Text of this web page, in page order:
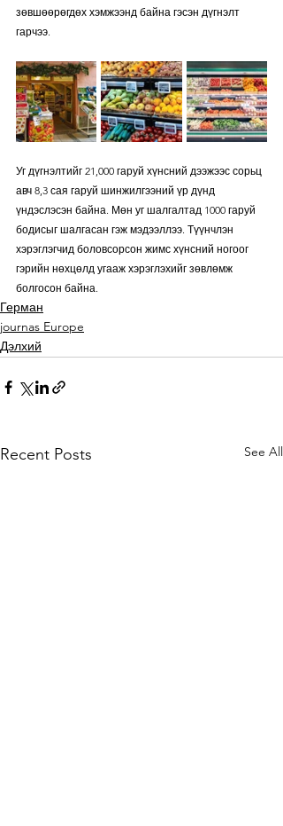
зөвшөөрөгдөх хэмжээнд байна гэсэн дүгнэлт
гарчээ.
Уг дүгнэлтийг 21,000 гаруй хүнсний дээжээс сорьц
авч 8,3 сая гаруй шинжилгээний үр дүнд
үндэслэсэн байна. Мөн уг шалгалтад 1000 гаруй
бодисыг шалгасан гэж мэдээллээ. Түүнчлэн
хэрэглэгчид боловсорсон жимс хүнсний ногоог
гэрийн нөхцөлд угааж хэрэглэхийг зөвлөмж
болгосон байна.
Герман
journas Europe
Дэлхий
Recent Posts See All